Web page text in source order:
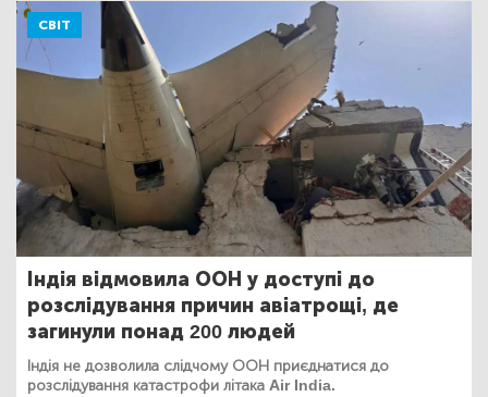
СВІТ
Індія відмовила ООН у доступі до
розслідування причин авіатрощі, де
загинули понад 200 людей
Індія не дозволила слідчому ООН приєднатися до
розслідування катастрофи літака Air India.